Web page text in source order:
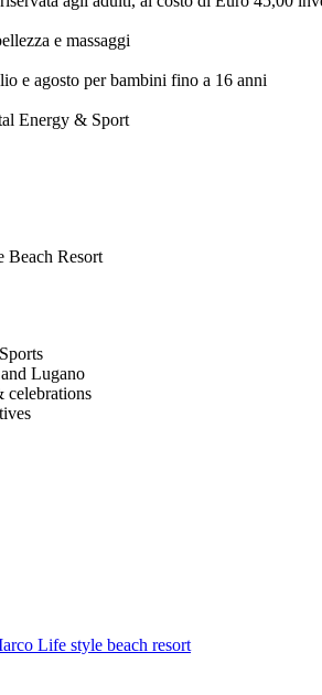
e massaggi
e agosto per bambini fino a 16 anni
Energy & Sport
Beach Resort
Lugano
celebrations
Life style beach resort